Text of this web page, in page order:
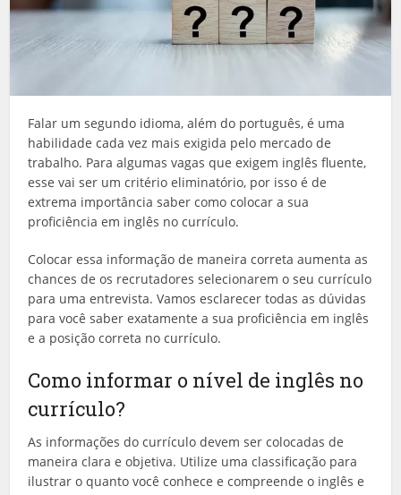
Falar um segundo idioma, além do português, é uma
habilidade cada vez mais exigida pelo mercado de
trabalho. Para algumas vagas que exigem inglês fluente,
esse vai ser um critério eliminatório, por isso é de
extrema importância saber como colocar a sua
proficiência em inglês no currículo.
Colocar essa informação de maneira correta aumenta as
chances de os recrutadores selecionarem o seu currículo
para uma entrevista. Vamos esclarecer todas as dúvidas
para você saber exatamente a sua proficiência em inglês
e a posição correta no currículo.
Como informar o nível de inglês no
currículo?
As informações do currículo devem ser colocadas de
maneira clara e objetiva. Utilize uma classificação para
ilustrar o quanto você conhece e compreende o inglês e